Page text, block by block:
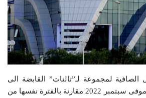
الصافية لمجموعة لـ”تالنات” القابضة الى
41.239 مليون دينار مع موفى سبتمبر 2022 مقارنة بالفترة نفسها من